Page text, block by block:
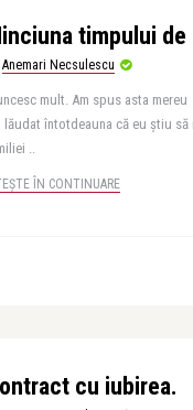
timpului
Anemari Necsulescu
mult. Am spus asta
lăudat întotdeauna că eu știu
..
ÎN CONTINUARE
cu iubirea.